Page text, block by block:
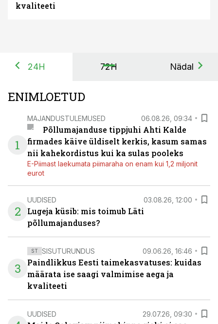
kvaliteeti
24H 72H Nädal
ENIMLOETUD
1
MAJANDUSTULEMUSED 06.08.26, 09:34
Põllumajanduse tippjuhi Ahti Kalde
firmades käive üldiselt kerkis, kasum samas
nii kahekordistus kui ka sulas pooleks
E-Piimast laekumata piimaraha on enam kui 1,2 miljonit
eurot
2
UUDISED 03.08.26, 12:00
Lugeja küsib: mis toimub Läti
põllumajanduses?
3
ST SISUTURUNDUS 09.06.26, 16:46
Paindlikkus Eesti taimekasvatuses: kuidas
määrata ise saagi valmimise aega ja
kvaliteeti
UUDISED 29.07.26, 09:30